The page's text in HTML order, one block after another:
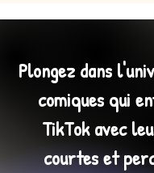
Plongez dans
comiques qui
TikTok avec
courtes et